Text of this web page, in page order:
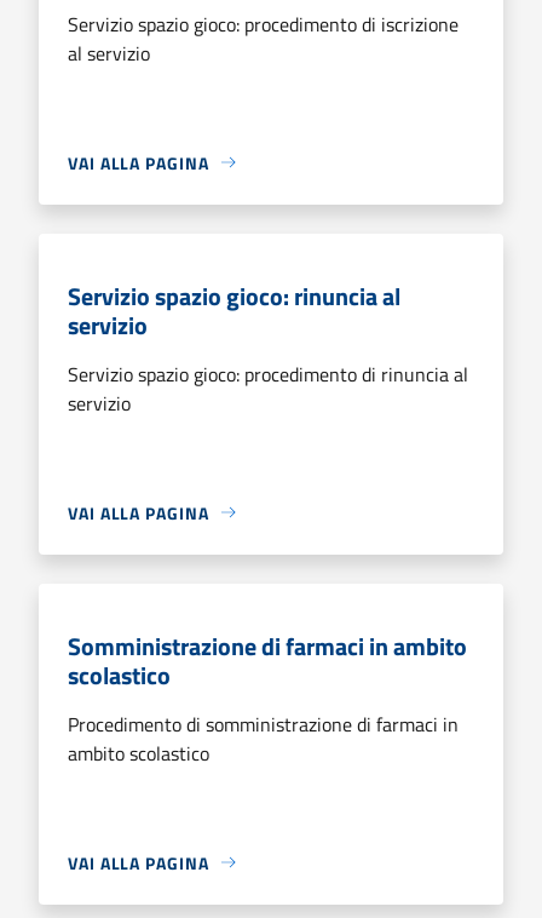
Servizio spazio gioco: procedimento di iscrizione
al servizio
VAI ALLA PAGINA
Servizio spazio gioco: rinuncia al
servizio
Servizio spazio gioco: procedimento di rinuncia al
servizio
VAI ALLA PAGINA
Somministrazione di farmaci in ambito
scolastico
Procedimento di somministrazione di farmaci in
ambito scolastico
VAI ALLA PAGINA